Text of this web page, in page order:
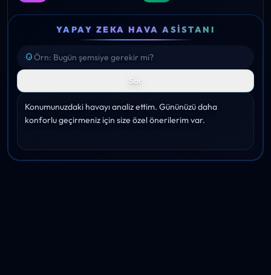
YAPAY ZEKA HAVA ASISTANI
Sor
Konumunuzdaki havayı analiz ettim. Gününüzü daha
konforlu geçirmeniz için size özel önerilerim var.